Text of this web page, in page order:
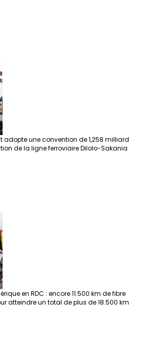
adopte une convention de 1,258 milliard
de la ligne ferroviaire Dilolo-Sakania
en RDC : encore 11.500 km de fibre
atteindre un total de plus de 18.500 km